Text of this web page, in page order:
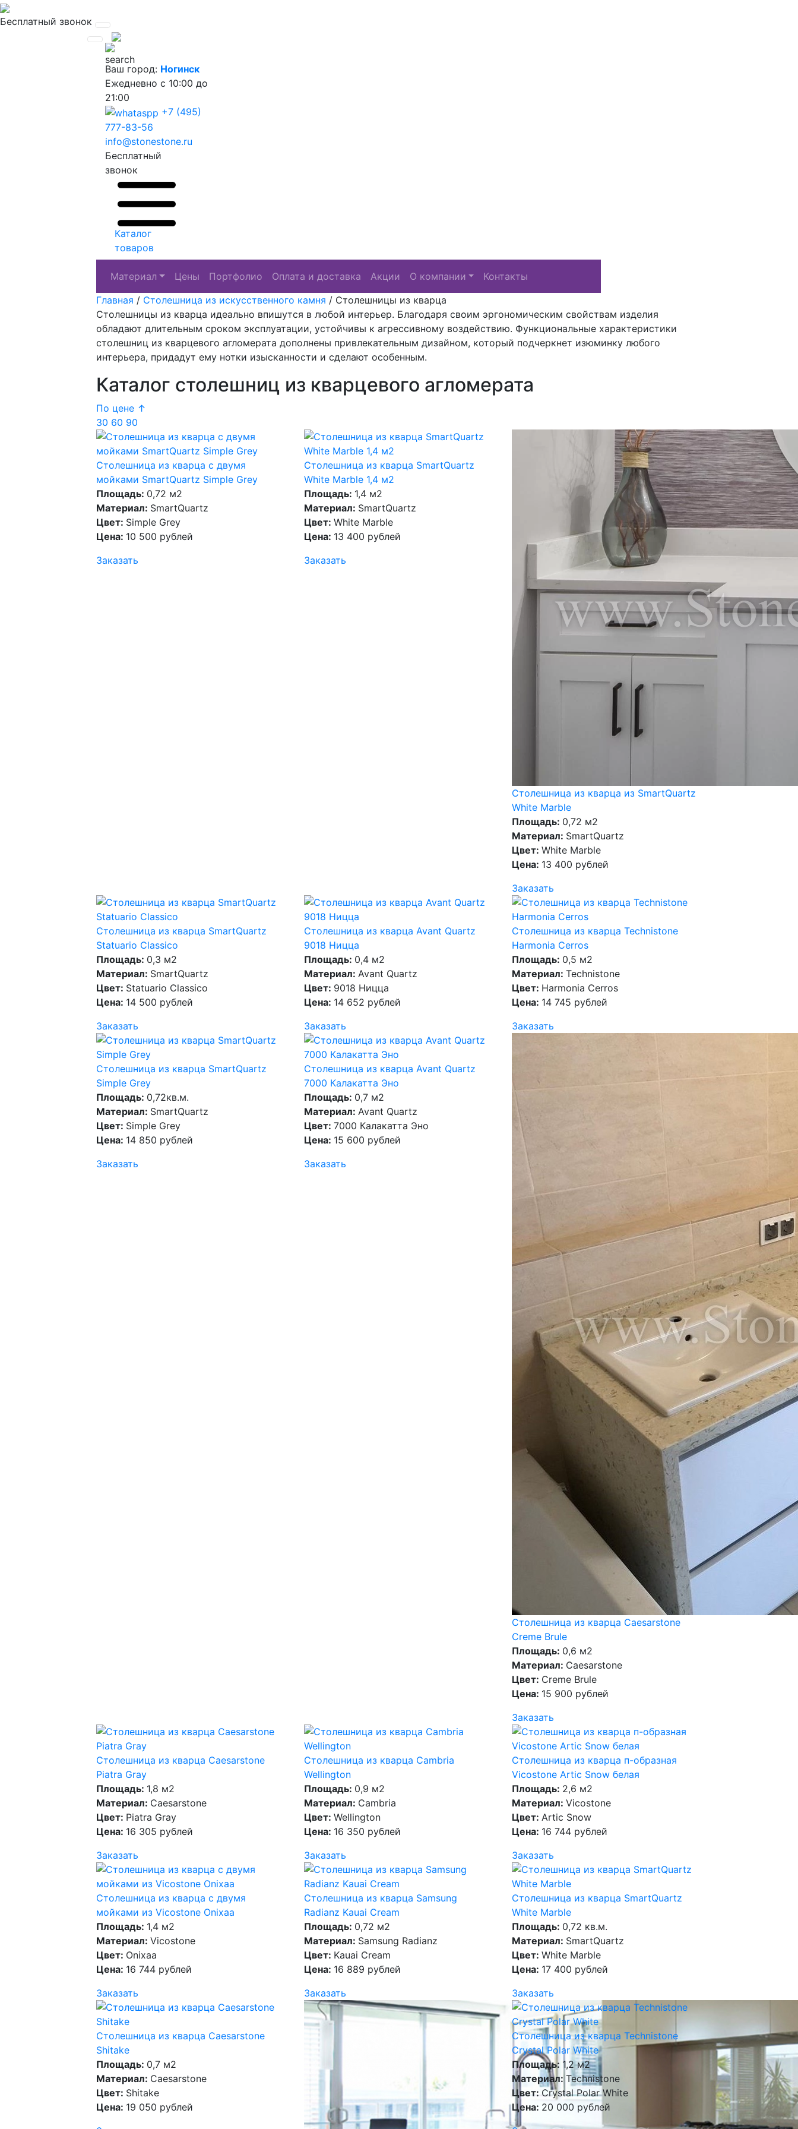
Бесплатный звонок
Ваш город: Ногинск
Ежедневно с 10:00 до
21:00
+7 (495)
777-83-56
info@stonestone.ru
Бесплатный
звонок
Каталог
товаров
Материал Цены Портфолио Оплата и доставка Акции О компании
Контакты
Главная / Столешница из искусственного камня / Столешницы из кварца
Столешницы из кварца идеально впишутся в любой интерьер. Благодаря своим эргономическим свойствам изделия
обладают длительным сроком эксплуатации, устойчивы к агрессивному воздействию. Функциональные характеристики
столешниц из кварцевого агломерата дополнены привлекательным дизайном, который подчеркнет изюминку любого
интерьера, придадут ему нотки изысканности и сделают особенным.
Каталог столешниц из кварцевого агломерата
По цене ↑
30 60 90
Столешница из кварца с двумя
мойками SmartQuartz Simple Grey
Площадь: 0,72 м2
Материал: SmartQuartz
Цвет: Simple Grey
Цена: 10 500 рублей
Заказать
Столешница из кварца SmartQuartz
White Marble 1,4 м2
Площадь: 1,4 м2
Материал: SmartQuartz
Цвет: White Marble
Цена: 13 400 рублей
Заказать
Столешница из кварца из SmartQuartz
White Marble
Площадь: 0,72 м2
Материал: SmartQuartz
Цвет: White Marble
Цена: 13 400 рублей
Заказать
Столешница из кварца SmartQuartz
Statuario Classico
Площадь: 0,3 м2
Материал: SmartQuartz
Цвет: Statuario Classico
Цена: 14 500 рублей
Заказать
Столешница из кварца Avant Quartz
9018 Ницца
Площадь: 0,4 м2
Материал: Avant Quartz
Цвет: 9018 Ницца
Цена: 14 652 рублей
Заказать
Столешница из кварца Technistone
Harmonia Cerros
Площадь: 0,5 м2
Материал: Technistone
Цвет: Harmonia Cerros
Цена: 14 745 рублей
Заказать
Столешница из кварца SmartQuartz
Simple Grey
Площадь: 0,72кв.м.
Материал: SmartQuartz
Цвет: Simple Grey
Цена: 14 850 рублей
Заказать
Столешница из кварца Avant Quartz
7000 Калакатта Эно
Площадь: 0,7 м2
Материал: Avant Quartz
Цвет: 7000 Калакатта Эно
Цена: 15 600 рублей
Заказать
Столешница из кварца Caesarstone
Creme Brule
Площадь: 0,6 м2
Материал: Caesarstone
Цвет: Creme Brule
Цена: 15 900 рублей
Заказать
Столешница из кварца Caesarstone
Piatra Gray
Площадь: 1,8 м2
Материал: Caesarstone
Цвет: Piatra Gray
Цена: 16 305 рублей
Заказать
Столешница из кварца Cambria
Wellington
Площадь: 0,9 м2
Материал: Cambria
Цвет: Wellington
Цена: 16 350 рублей
Заказать
Столешница из кварца п-образная
Vicostone Artic Snow белая
Площадь: 2,6 м2
Материал: Vicostone
Цвет: Artic Snow
Цена: 16 744 рублей
Заказать
Столешница из кварца с двумя
мойками из Vicostone Onixaa
Площадь: 1,4 м2
Материал: Vicostone
Цвет: Onixaa
Цена: 16 744 рублей
Заказать
Столешница из кварца Samsung
Radianz Kauai Cream
Площадь: 0,72 м2
Материал: Samsung Radianz
Цвет: Kauai Cream
Цена: 16 889 рублей
Заказать
Столешница из кварца SmartQuartz
White Marble
Площадь: 0,72 кв.м.
Материал: SmartQuartz
Цвет: White Marble
Цена: 17 400 рублей
Заказать
Столешница из кварца Caesarstone
Shitake
Площадь: 0,7 м2
Материал: Caesarstone
Цвет: Shitake
Цена: 19 050 рублей
Столешница из кварца Technistone
Crystal Polar White
Площадь: 1,2 м2
Материал: Technistone
Цвет: Crystal Polar White
Цена: 20 000 рублей